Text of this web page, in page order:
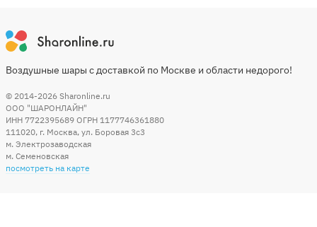
Воздушные шары с доставкой по Москве и области недорого!
© 2014-2026 Sharonline.ru
ООО "ШАРОНЛАЙН"
ИНН 7722395689 ОГРН 1177746361880
111020, г. Москва, ул. Боровая 3c3
м. Электрозаводская
м. Семеновская
посмотреть на карте